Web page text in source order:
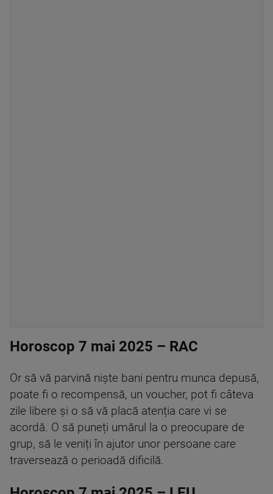
Horoscop 7 mai 2025 – RAC
Or să vă parvină niște bani pentru munca depusă,
poate fi o recompensă, un voucher, pot fi câteva
zile libere și o să vă placă atenția care vi se
acordă. O să puneți umărul la o preocupare de
grup, să le veniți în ajutor unor persoane care
traversează o perioadă dificilă.